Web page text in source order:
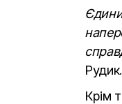
Рудик.
Крім